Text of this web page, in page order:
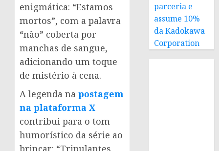
enigmática: “Estamos
mortos”, com a palavra
“não” coberta por
manchas de sangue,
adicionando um toque
de mistério à cena.
A legenda na postagem
na plataforma X
contribui para o tom
humorístico da série ao
brincar: “Tripulantes
parceria e
assume 10%
da Kadokawa
Corporation